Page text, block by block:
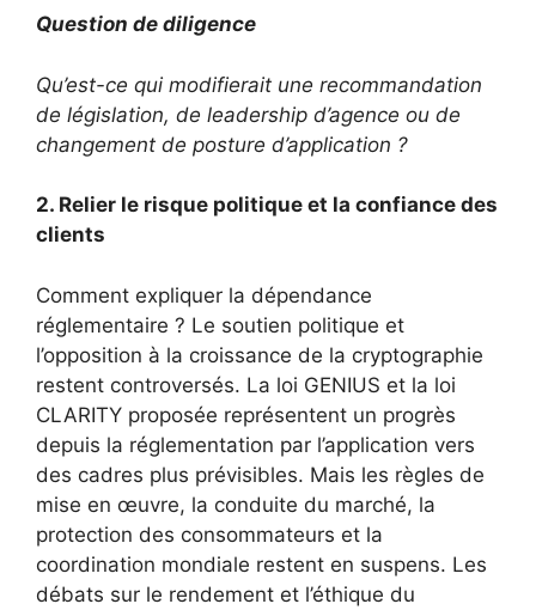
Question de diligence
Qu’est-ce qui modifierait une recommandation
de législation, de leadership d’agence ou de
changement de posture d’application ?
2. Relier le risque politique et la confiance des
clients
Comment expliquer la dépendance
réglementaire ? Le soutien politique et
l’opposition à la croissance de la cryptographie
restent controversés. La loi GENIUS et la loi
CLARITY proposée représentent un progrès
depuis la réglementation par l’application vers
des cadres plus prévisibles. Mais les règles de
mise en œuvre, la conduite du marché, la
protection des consommateurs et la
coordination mondiale restent en suspens. Les
débats sur le rendement et l’éthique du